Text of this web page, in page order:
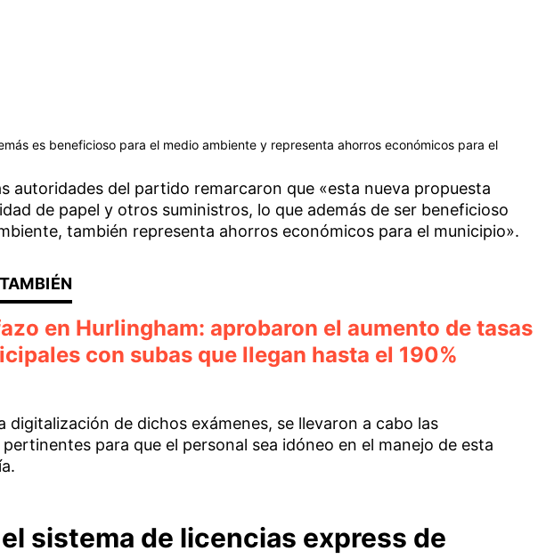
es beneficioso para el medio ambiente y representa ahorros económicos para el
autoridades del partido remarcaron que «esta nueva propuesta
de papel y otros suministros, lo que además de ser beneficioso
también representa ahorros económicos para el municipio».
en Hurlingham: aprobaron el aumento de tasas
con subas que llegan hasta el 190%
digitalización de dichos exámenes, se llevaron a cabo las
para que el personal sea idóneo en el manejo de esta
sistema de licencias express de